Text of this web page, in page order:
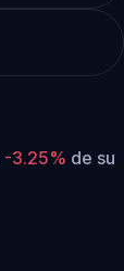
-3.25% de su